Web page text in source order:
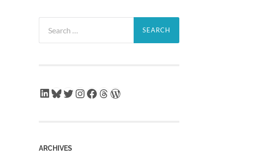
for:
LinkedIn
Bluesky
Twitter
Instagram
Facebook
Threads
WordPress
ARCHIVES